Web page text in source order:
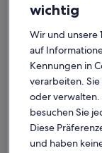
Wirf einen Blick auf
Leuchtturm Flügge,
du mit Kindern und
Hälfte verreist,
Annehmlichkeiten,
dazugehört?
genau du dir auch
die allen gefällt und
vielfältiges
einschließlich
über barrierarme
wichtig
Wir und unsere
auf
Kennungen in
verarbeiten.
oder verwalten.
besuchen Sie
Diese
und haben